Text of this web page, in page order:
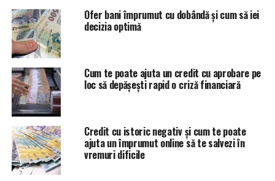
Ofer bani împrumut cu dobândă și cum să iei
decizia optimă
Cum te poate ajuta un credit cu aprobare pe
loc să depășești rapid o criză financiară
Credit cu istoric negativ și cum te poate
ajuta un împrumut online să te salvezi în
vremuri dificile